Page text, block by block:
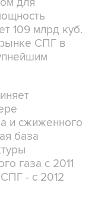
для
109 млрд куб.
СПГ в
и сжиженного
база
газа с 2011
- с 2012